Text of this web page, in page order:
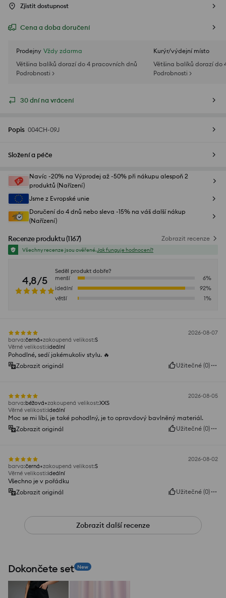
Zjistit dostupnost
Cena a doba doručení
Prodejny Vždy zdarma
Většina balíků dorazí do 4 pracovních dnů
Podrobnosti >
Kurýr/výdejní místo
Většina balíků dorazí do
Podrobnosti >
30 dní na vrácení
Popis 004CH-09J
Složení a péče
Navíc -20% na Výprodej až -50% při nákupu alespoň 2
produktů (Nařízení)
Jsme z Evropské unie
Doručení do 4 dnů nebo sleva -15% na váš další nákup
(Nařízení)
Recenze produktu(1167) Zobrazit recenze
Všechny recenze jsou ověřené.Jak funguje hodnocení?
4,8/5
Seděl produkt dobře?
menší
6%
ideální
92%
větší
1%
2026-08-07
barva:černá zakoupená velikost:S
Věrné velikosti:ideální
Pohodlné, sedí jakémukoliv stylu. 🔥
Zobrazit originál
Užitečné (0)
2026-08-05
barva:béžová zakoupená velikost:XXS
Věrné velikosti:ideální
Moc se mi líbí, je také pohodlný, je to opravdový bavlněný materiál.
Zobrazit originál
Užitečné (0)
2026-08-02
barva:černá zakoupená velikost:S
Věrné velikosti:ideální
Všechno je v pořádku
Zobrazit originál
Užitečné (0)
Zobrazit další recenze
Dokončete set New